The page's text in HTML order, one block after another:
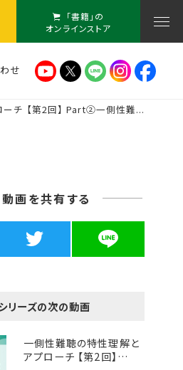
「書籍」の
オンラインストア
せ
チ 【第2回】 Part②一側性難...
画を共有する
リーズの次の動画
一側性難聴の特性理解と
アプローチ 【第2回】